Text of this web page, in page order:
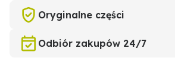
Oryginalne części
Odbiór zakupów 24/7